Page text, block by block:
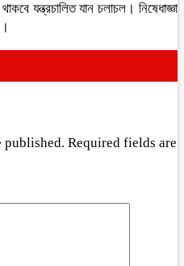
যন্ত্রচালিত যান চলাচল। নিষেধাজ্ঞা
published. Required fields are